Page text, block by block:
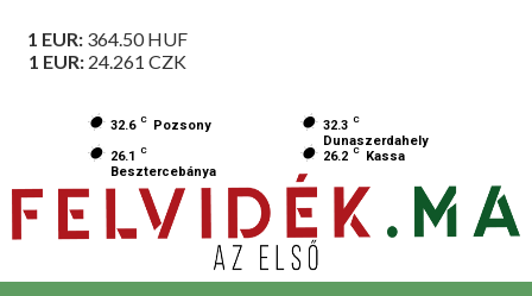
1 EUR: 364.50HUF
1 EUR: 24.261 CZK
32.6 C Pozsony 32.3 C
Dunaszerdahely
26.1 C
Besztercebánya
26.2 C Kassa